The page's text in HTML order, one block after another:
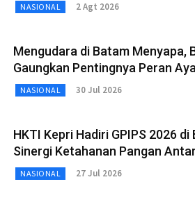
NASIONAL 2 Agt 2026
Mengudara di Batam Menyapa,
Gaungkan Pentingnya Peran
NASIONAL 30 Jul 2026
HKTI Kepri Hadiri GPIPS 2026 di
Sinergi Ketahanan Pangan
NASIONAL 27 Jul 2026